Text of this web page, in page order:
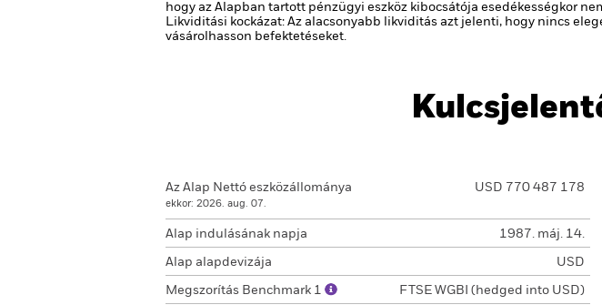
hogy az Alapban tartott pénzügyi eszköz kibocsátója esedékességkor
Likviditási kockázat: Az alacsonyabb likviditás azt jelenti, hogy nincs
vásárolhasson befektetéseket.
Az Alap Nettó eszközállománya
ekkor: 2026. aug. 07.
USD 770 487 178
Alap indulásának napja 1987. máj. 14.
Alap alapdevizája USD
Megszorítás Benchmark 1 FTSE WGBI (hedged into USD)